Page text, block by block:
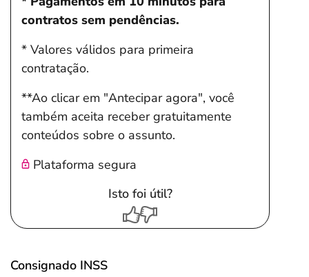
contratos sem pendências.
* Valores válidos para primeira
contratação.
**Ao clicar em "Antecipar agora", você
também aceita receber gratuitamente
conteúdos sobre o assunto.
Plataforma segura
Isto foi útil?
Consignado INSS